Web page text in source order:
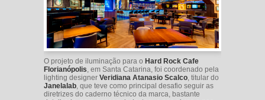
O projeto de iluminação para o Hard Rock Cafe
Florianópolis, em Santa Catarina, foi coordenado pela
lighting designer Veridiana Atanasio Scalco, titular do
Janelalab, que teve como principal desafio seguir as
diretrizes do caderno técnico da marca, bastante